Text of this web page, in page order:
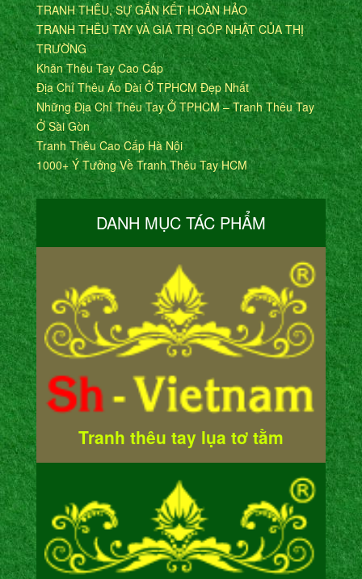
TRANH THÊU, SỰ GẮN KẾT HOÀN HẢO
TRANH THÊU TAY VÀ GIÁ TRỊ GÓP NHẬT CỦA THỊ
TRƯỜNG
Khăn Thêu Tay Cao Cấp
Địa Chỉ Thêu Áo Dài Ở TPHCM Đẹp Nhất
Những Địa Chỉ Thêu Tay Ở TPHCM – Tranh Thêu Tay
Ở Sài Gòn
Tranh Thêu Cao Cấp Hà Nội
1000+ Ý Tưởng Về Tranh Thêu Tay HCM
DANH MỤC TÁC PHẨM
Tranh thêu tay lụa tơ tằm